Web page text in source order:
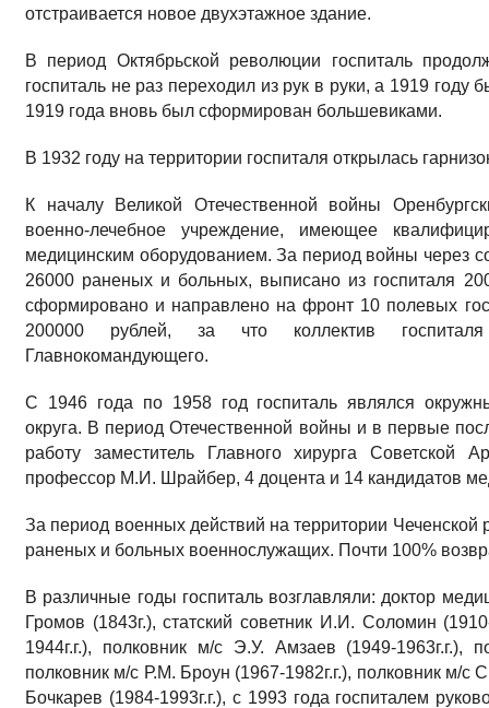
отстраивается новое двухэтажное здание.
В период Октябрьской революции госпиталь
госпиталь не раз переходил из рук в руки, а 1919
1919 года вновь был сформирован большевиками.
В 1932 году на территории госпиталя открылась
К началу Великой Отечественной войны
военно-лечебное учреждение, имеющее
медицинским оборудованием. За период войны через
26000 раненых и больных, выписано из госпиталя
сформировано и направлено на фронт 10 полевых
200000 рублей, за что коллектив госпиталя
Главнокомандующего.
С 1946 года по 1958 год госпиталь являлся
округа. В период Отечественной войны и в первые
работу заместитель Главного хирурга Советской
профессор М.И. Шрайбер, 4 доцента и 14 кандидатов
За период военных действий на территории Чеченской
раненых и больных военнослужащих. Почти 100%
В различные годы госпиталь возглавляли: доктор
Громов (1843г.), статский советник И.И. Соломин
1944г.г.), полковник м/с Э.У. Амзаев (1949-1963г.г.),
полковник м/с Р.М. Броун (1967-1982г.г.), полковник м/
Бочкарев (1984-1993г.г.), с 1993 года госпиталем